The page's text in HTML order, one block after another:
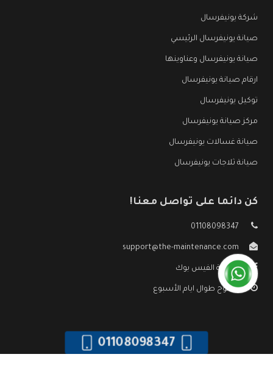
شركة يونيفرسال
صيانة يونيفرسال الرئيسي
صيانة يونيفرسال وعناوينها
ارقام صيانة يونيفرسال
توكيل يونيفرسال
مركز صيانة يونيفرسال
صيانة غسالات يونيفرسال
صيانة ثلاجات يونيفرسال
كن دائما على تواصل معنا!
01108098347
support@the-maintenance.com
صفحة الفيس بوك
مفتوح طوال ايام الأسبوع
01108098347